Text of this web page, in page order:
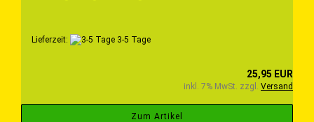
Lieferzeit: 3-5 Tage
25,95 EUR
inkl. 7% MwSt. zzgl. Versand
Zum Artikel